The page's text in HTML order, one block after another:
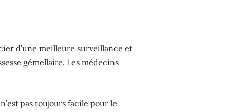
d’une meilleure surveillance et
gémellaire. Les médecins
pas toujours facile pour le